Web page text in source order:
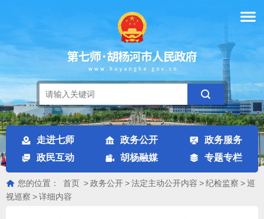
走进七师 政务公开
政务服务
政民互动
胡杨融媒 专题专栏
您的位置： 首页 >政务公开>法定主动公开内容 >纪检监察 >巡
视巡察 >详细内容